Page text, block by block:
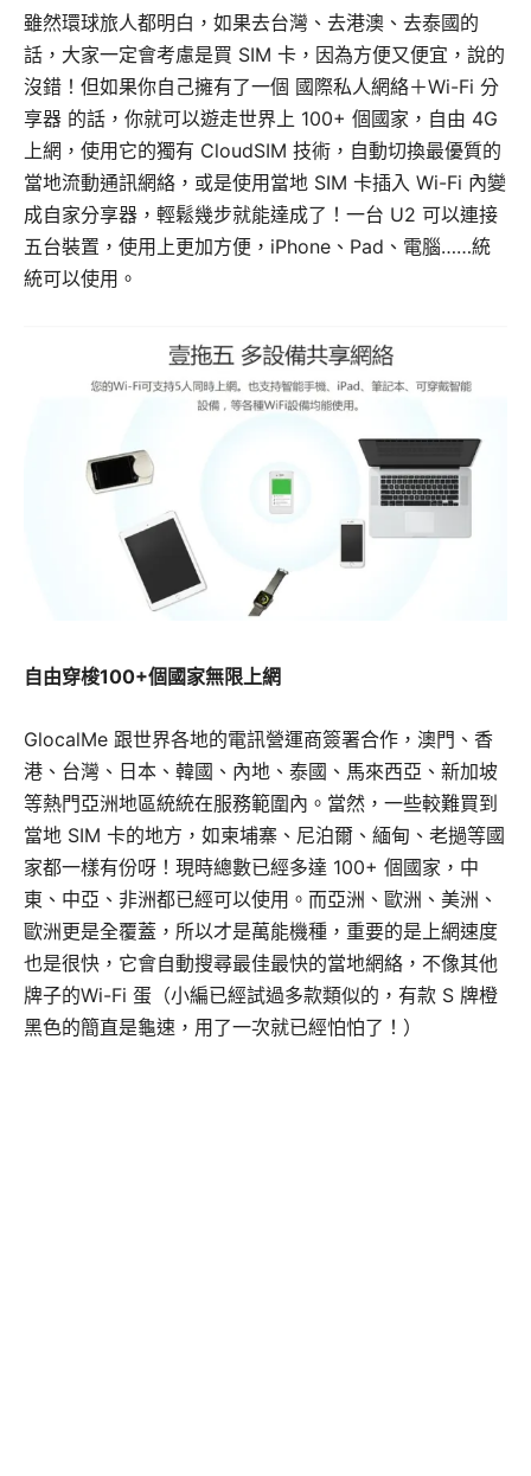
雖然環球旅人都明白，如果去台灣、去港澳、去泰國的
話，大家一定會考慮是買 SIM 卡，因為方便又便宜，說的
沒錯！但如果你自己擁有了一個 國際私人網絡＋Wi-Fi 分
享器 的話，你就可以遊走世界上 100+ 個國家，自由 4G
上網，使用它的獨有 CloudSIM 技術，自動切換最優質的
當地流動通訊網絡，或是使用當地 SIM 卡插入 Wi-Fi 內變
成自家分享器，輕鬆幾步就能達成了！一台 U2 可以連接
五台裝置，使用上更加方便，iPhone、Pad、電腦……統
統可以使用。
自由穿梭100+個國家無限上網
GlocalMe 跟世界各地的電訊營運商簽署合作，澳門、香
港、台灣、日本、韓國、內地、泰國、馬來西亞、新加坡
等熱門亞洲地區統統在服務範圍內。當然，一些較難買到
當地 SIM 卡的地方，如柬埔寨、尼泊爾、緬甸、老撾等國
家都一樣有份呀！現時總數已經多達 100+ 個國家，中
東、中亞、非洲都已經可以使用。而亞洲、歐洲、美洲、
歐洲更是全覆蓋，所以才是萬能機種，重要的是上網速度
也是很快，它會自動搜尋最佳最快的當地網絡，不像其他
牌子的Wi-Fi 蛋（小編已經試過多款類似的，有款 S 牌橙
黑色的簡直是龜速，用了一次就已經怕怕了！）